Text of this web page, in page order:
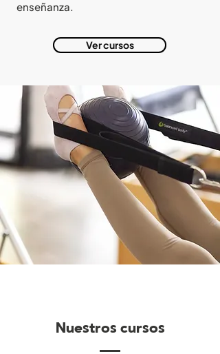
enseñanza.
Ver cursos
Nuestros cursos